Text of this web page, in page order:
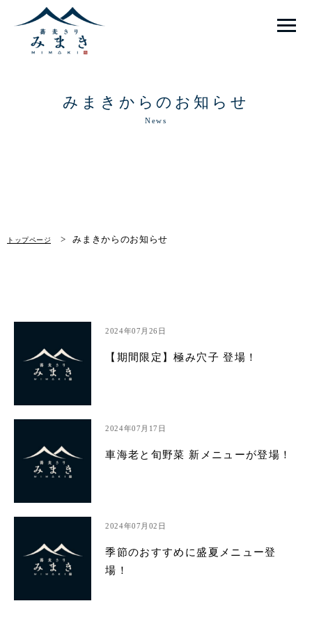
みまきからのお知らせ
News
トップページ みまきからのお知らせ
畑だより
2024年07月26日
【期間限定】極み穴子 登場！
2024年07月17日
車海老と旬野菜 新メニューが登場！
2024年07月02日
季節のおすすめに盛夏メニュー登
場！